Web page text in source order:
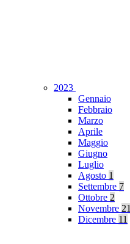
2023
Gennaio
Febbraio
Marzo
Aprile
Maggio
Giugno
Luglio
Agosto 1
Settembre 7
Ottobre 2
Novembre 21
Dicembre 11